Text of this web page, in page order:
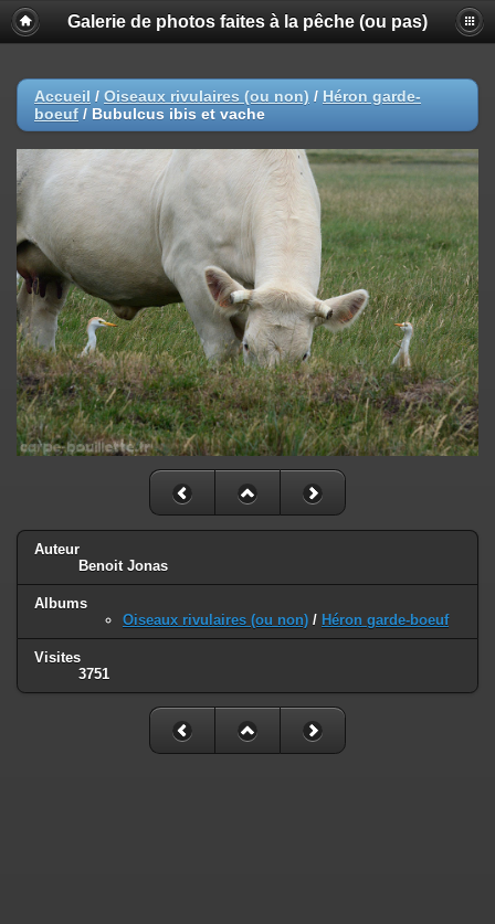
Galerie de photos faites à la pêche (ou pas)
Accueil / Oiseaux rivulaires (ou non) / Héron garde-
boeuf / Bubulcus ibis et vache
Auteur
Benoit Jonas
Albums
Oiseaux rivulaires (ou non) / Héron garde-boeuf
Visites
3751